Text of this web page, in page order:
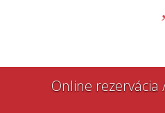
Online